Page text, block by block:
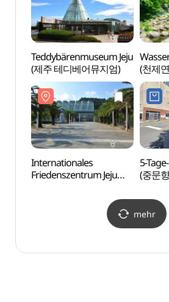
Teddybärenmuseum Jeju
(제주 테디베어뮤지엄)
(천제
Internationales
Friedenszentrum Jeju
5-
(중문
mehr